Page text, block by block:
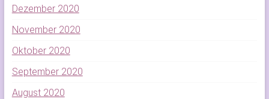
Dezember 2020
November 2020
Oktober 2020
September 2020
August 2020